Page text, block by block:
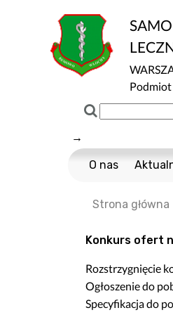
Podmiot
→
O nas
Normy ISO
Ochrona
Dostępność
Informacja o
Strona główna
Konkurs ofert
Rozstrzygnięcie
Ogłoszenie do
Specyfikacja do